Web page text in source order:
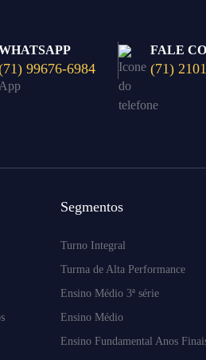
99676-6984
FALE
(71)
Segmentos
Turno Integral
Turma de Alta Performance
Ensino Médio 3ª série
Ensino Médio
Ensino Fundamental Anos